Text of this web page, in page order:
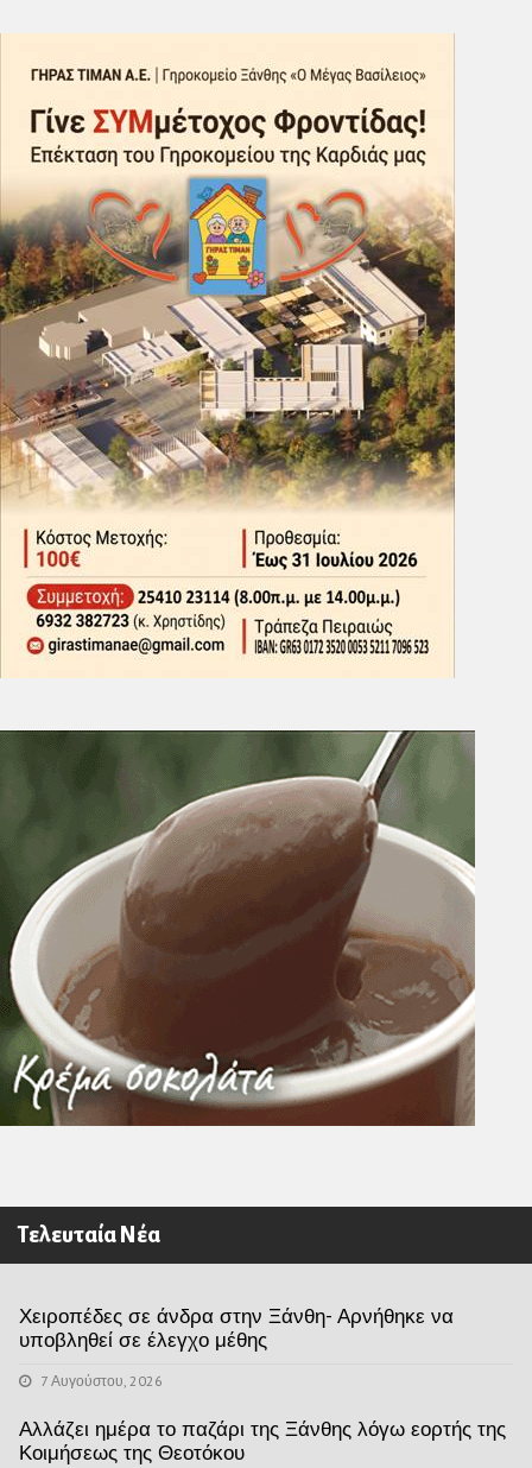
Τελευταία Νέα
Χειροπέδες σε άνδρα στην Ξάνθη- Αρνήθηκε να
υποβληθεί σε έλεγχο μέθης
7 Αυγούστου, 2026
Αλλάζει ημέρα το παζάρι της Ξάνθης λόγω εορτής της
Κοιμήσεως της Θεοτόκου